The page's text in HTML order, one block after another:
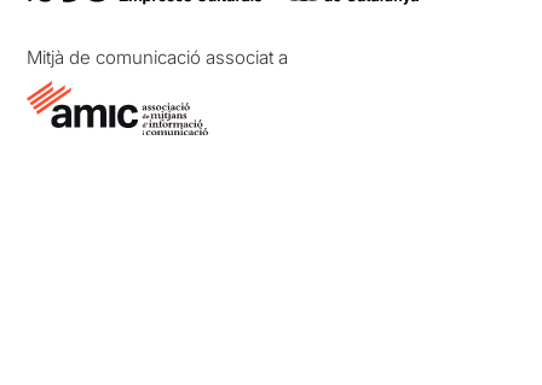
Mitjà de comunicació associat a